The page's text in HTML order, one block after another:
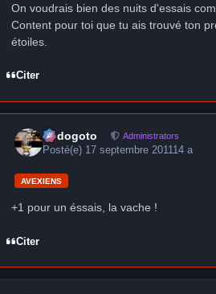
On voudrais bien des nuits d'essais
Content pour toi que tu ais trouvé ton
étoiles.
Citer
frédogoto Administrators
Posté(e) 17 septembre 201114 a
AVEXIENS
+1 pour un éssais, la vache !
Citer